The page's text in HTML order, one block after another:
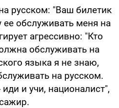
русском: "Ваш билетик
обслуживать меня на
агрессивно: "Кто
обслуживать на
языка я не знаю,
на русском.
и учи, националист",